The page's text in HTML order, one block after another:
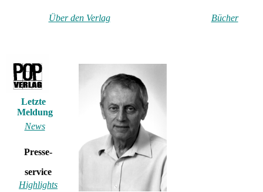
Über den Verlag Bücher
Letzte
Meldung
News
Presse-
service
Highlights